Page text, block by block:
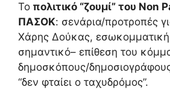
Το πολιτικό “ζουμί” του Non
ΠΑΣΟΚ: σενάρια/προτροπές
Χάρης Δούκας, εσωκομματική
σημαντικό– επίθεση του
δημοσκόπους/
“δεν φταίει ο ταχυδρόμος”.